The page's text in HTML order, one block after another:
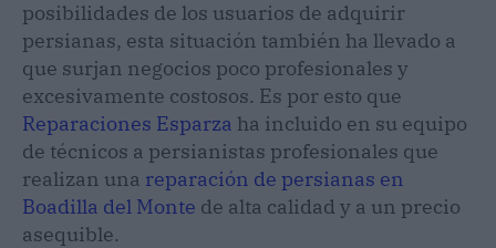
posibilidades de los usuarios de adquirir
persianas, esta situación también ha llevado a
que surjan negocios poco profesionales y
excesivamente costosos. Es por esto que
Reparaciones Esparza ha incluido en su equipo
de técnicos a persianistas profesionales que
realizan una reparación de persianas en
Boadilla del Monte de alta calidad y a un precio
asequible.